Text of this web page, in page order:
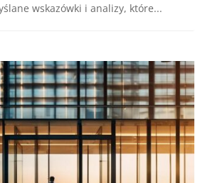
wskazówki i analizy, które...